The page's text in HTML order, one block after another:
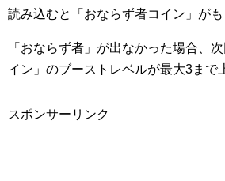
読み込むと「おならず者コイン」がも
「おならず者」が出なかった場合、
イン」のブーストレベルが最大3まで
スポンサーリンク